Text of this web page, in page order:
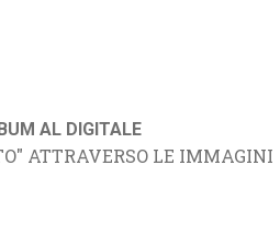
AL DIGITALE
ATTRAVERSO LE IMMAGINI